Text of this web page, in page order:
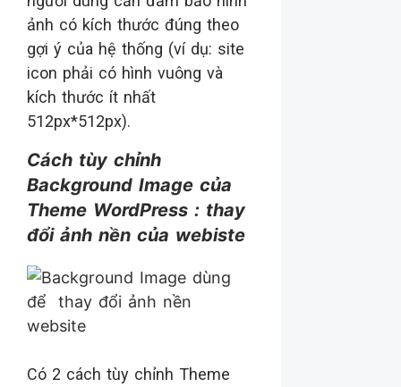
ảnh có kích thước đúng theo
gợi ý của hệ thống (ví dụ: site
icon phải có hình vuông và
kích thước ít nhất
512px*512px).
Cách tùy chỉnh
Background Image của
Theme WordPress : thay
đổi ảnh nền của webiste
Có 2 cách tùy chỉnh Theme